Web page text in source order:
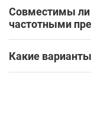
Совместимы ли
частотными
Какие